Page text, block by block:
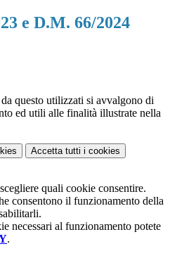
e D.M. 66/2024
questo utilizzati si avvalgono di
ed utili alle finalità illustrate nella
Accetta tutti i cookies
quali cookie consentire.
consentono il funzionamento della
necessari al funzionamento potete
.